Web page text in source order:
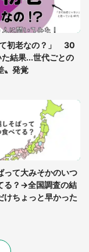
される 「これもう
1.4万人困惑
て初老なの？」 30
結果...世代ごとの
〟発覚
って大みそかのいつ
る？→全国調査の結
けちょっと早かった